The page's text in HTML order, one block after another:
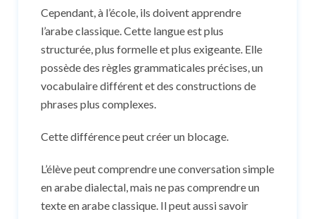
Cependant, à l’école, ils doivent apprendre
l’arabe classique. Cette langue est plus
structurée, plus formelle et plus exigeante. Elle
possède des règles grammaticales précises, un
vocabulaire différent et des constructions de
phrases plus complexes.
Cette différence peut créer un blocage.
L’élève peut comprendre une conversation simple
en arabe dialectal, mais ne pas comprendre un
texte en arabe classique. Il peut aussi savoir